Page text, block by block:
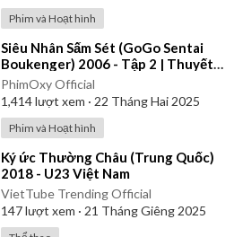
Phim và Hoạt hình
⁣Siêu Nhân Sấm Sét (GoGo Sentai
Boukenger) 2006 - Tập 2 | Thuyết
Minh
PhimOxy Official
1,414lượt xem · 22 Tháng Hai 2025
Phim và Hoạt hình
⁣Ký ức Thường Châu (Trung Quốc)
2018 - U23 Việt Nam
VietTube Trending Official
147lượt xem · 21 Tháng Giêng 2025